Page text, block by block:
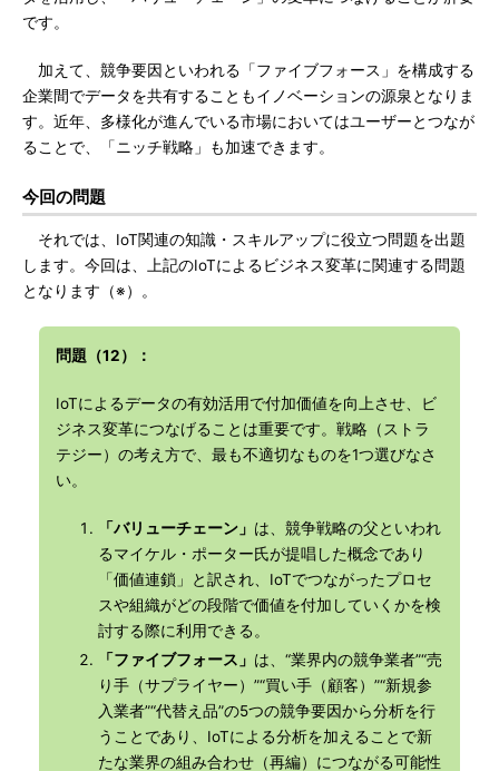
です。
加えて、競争要因といわれる「ファイブフォース」を構成する
企業間でデータを共有することもイノベーションの源泉となりま
す。近年、多様化が進んでいる市場においてはユーザーとつなが
ることで、「ニッチ戦略」も加速できます。
今回の問題
それでは、IoT関連の知識・スキルアップに役立つ問題を出題
します。今回は、上記のIoTによるビジネス変革に関連する問題
となります（※）。
問題（12）：
IoTによるデータの有効活用で付加価値を向上させ、ビ
ジネス変革につなげることは重要です。戦略（ストラ
テジー）の考え方で、最も不適切なものを1つ選びなさ
い。
「バリューチェーン」 は、競争戦略の父といわれ
るマイケル・ポーター氏が提唱した概念であり
「価値連鎖」と訳され、IoTでつながったプロセ
スや組織がどの段階で価値を付加していくかを検
討する際に利用できる。
「ファイブフォース」 は、“業界内の競争業者”“売
り手（サプライヤー）”“買い手（顧客）”“新規参
入業者”“代替え品”の5つの競争要因から分析を行
うことであり、IoTによる分析を加えることで新
たな業界の組み合わせ（再編）につながる可能性